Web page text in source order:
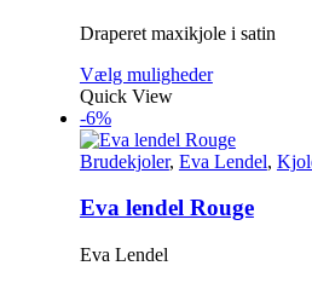
Draperet maxikjole i satin
Vælg muligheder
Quick View
-6%
Brudekjoler, Eva Lendel,
Eva lendel Rouge
Eva Lendel